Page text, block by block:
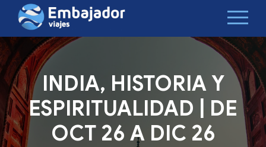
INDIA, HISTORIA Y
ESPIRITUALIDAD | DE
OCT 26 A DIC 26